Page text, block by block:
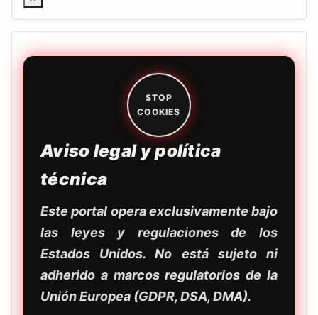
STOP
COOKIES
Aviso legal y política
técnica
Este portal opera exclusivamente bajo
las leyes y regulaciones de los
Estados Unidos. No está sujeto ni
adherido a marcos regulatorios de la
Unión Europea (GDPR, DSA, DMA).